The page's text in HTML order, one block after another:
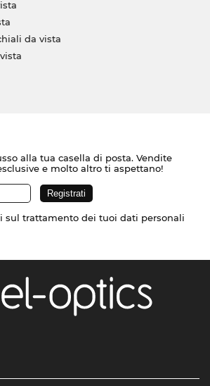
da vista
alla tua casella di posta. Vendite
e molto altro ti aspettano!
sul trattamento dei tuoi dati personali